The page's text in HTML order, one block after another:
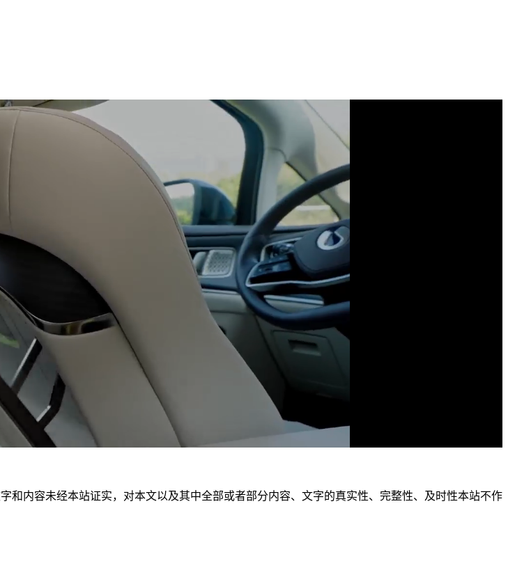
内容未经本站证实，对本文以及其中全部或者部分内容、文字的真实性、完整性、及时性本站不作